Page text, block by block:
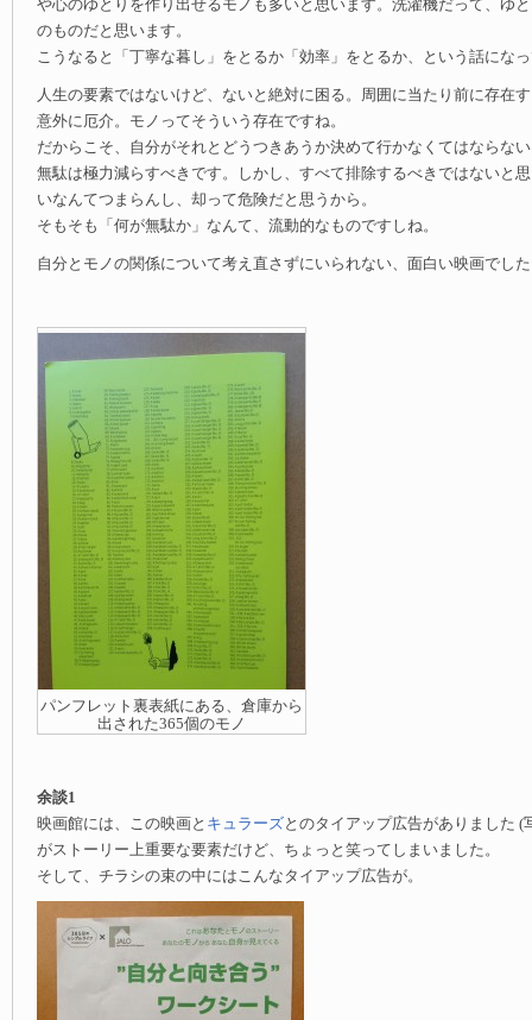
や心のゆとりを作り出せるモノも多いと思います。洗濯機だって、ゆ
のものだと思います。
こうなると「丁寧な暮し」をとるか「効率」をとるか、という話にな
人生の要素ではないけど、ないと絶対に困る。周囲に当たり前に存在
意外に厄介。モノってそういう存在ですね。
だからこそ、自分がそれとどうつきあうか決めて行かなくてはならな
無駄は極力減らすべきです。しかし、すべて排除するべきではないと
いなんてつまらんし、却って危険だと思うから。
そもそも「何が無駄か」なんて、流動的なものですしね。
自分とモノの関係について考え直さずにいられない、面白い映画でし
パンフレット裏表紙にある、倉庫から
出された365個のモノ
余談1
映画館には、この映画と キュラーズ とのタイアップ広告がありました (
がストーリー上重要な要素だけど、ちょっと笑ってしまいました。
そして、チラシの束の中にはこんなタイアップ広告が。